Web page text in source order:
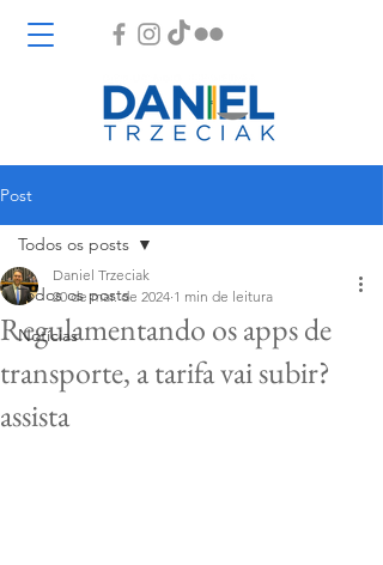
Post
Todos os posts
Notícias
Todos os posts
Regulamentando os apps de
transporte, a tarifa vai subir?
assista
Daniel Trzeciak
20 de mar. de 2024 1 min de leitura